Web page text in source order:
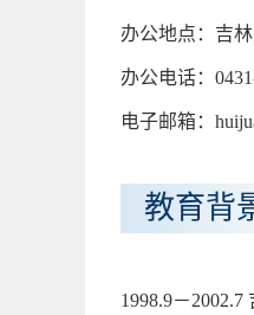
办公地点：吉
办公电话：
电子邮箱：
教育背
1998.9－